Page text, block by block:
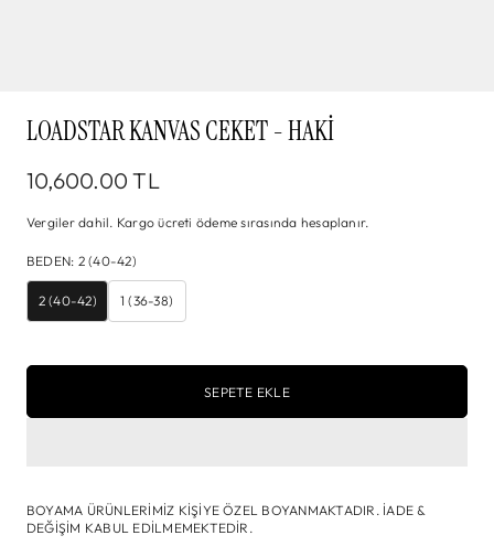
LOADSTAR KANVAS CEKET - HAKI
10,600.00 TL
Vergiler dahil. Kargo ücreti ödeme sırasında hesaplanır.
BEDEN: 2 (40-42)
2 (40-42) 1 (36-38)
SEPETE EKLE
BOYAMA ÜRÜNLERİMİZ KİŞİYE ÖZEL BOYANMAKTADIR. İADE &
DEĞİŞİM KABUL EDİLMEMEKTEDİR.